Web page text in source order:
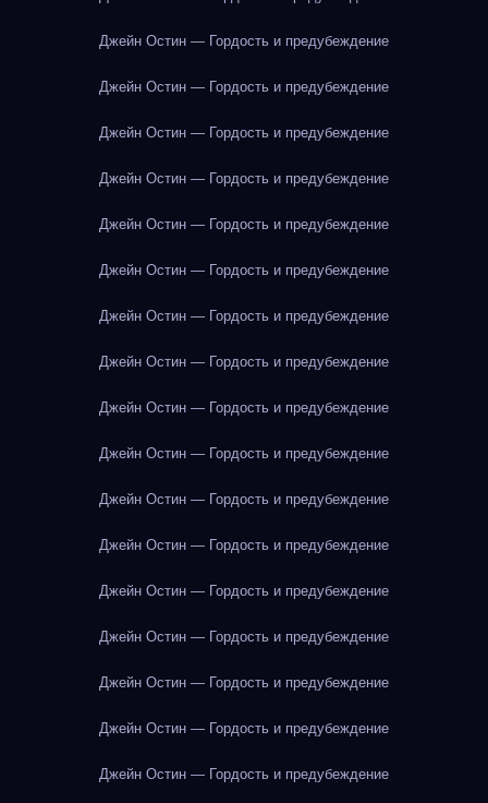
Джейн Остин — Гордость и предубеждение
Джейн Остин — Гордость и предубеждение
Джейн Остин — Гордость и предубеждение
Джейн Остин — Гордость и предубеждение
Джейн Остин — Гордость и предубеждение
Джейн Остин — Гордость и предубеждение
Джейн Остин — Гордость и предубеждение
Джейн Остин — Гордость и предубеждение
Джейн Остин — Гордость и предубеждение
Джейн Остин — Гордость и предубеждение
Джейн Остин — Гордость и предубеждение
Джейн Остин — Гордость и предубеждение
Джейн Остин — Гордость и предубеждение
Джейн Остин — Гордость и предубеждение
Джейн Остин — Гордость и предубеждение
Джейн Остин — Гордость и предубеждение
Джейн Остин — Гордость и предубеждение